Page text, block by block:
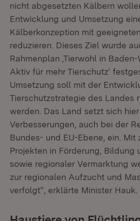
nicht abgesetzten Kälbern
Entwicklung und Umsetzung
Kälberkonzeption mit
reduzieren. Dieses Ziel wurde
Rahmenplan ‚Tierwohl in
Aktiv für mehr Tierschutz‘
Umsetzung soll mit der
Tierschutzstrategie des Landes
werden. Das Land setzt sich
Verbesserungen, auch bei der
Bundes- und EU-Ebene, ein. Mit
Projekten in Förderung, Bildung
sowie regionaler Vermarktung
zur regionalen Aufzucht und
verfolgt“, erklärte Minister Hauk.